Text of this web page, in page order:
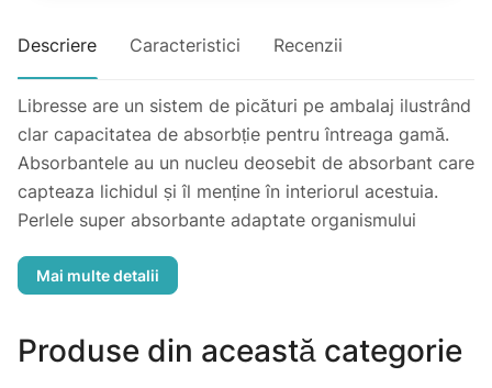
Descriere Caracteristici Recenzii
Libresse are un sistem de picături pe ambalaj ilustrând
clar capacitatea de absorbție pentru întreaga gamă.
Absorbantele au un nucleu deosebit de absorbant care
capteaza lichidul și îl menține în interiorul acestuia.
Perlele super absorbante adaptate organismului
Produse din această categorie